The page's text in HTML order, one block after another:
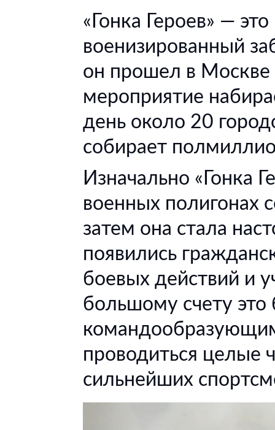
«Гонка Героев» —
военизированный
он прошел в Москве
мероприятие
день около 20
собирает
Изначально «Гонка
военных полигонах
затем она стала
появились
боевых действий и
большому счету
проводиться целые
сильнейших